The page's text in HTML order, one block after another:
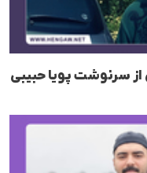
سرنوشت پویا حبیبی